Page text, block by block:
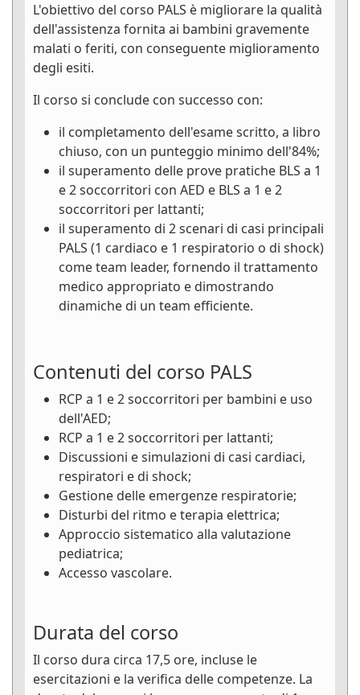
L'obiettivo del corso PALS è migliorare la qualità
dell'assistenza fornita ai bambini gravemente
malati o feriti, con conseguente miglioramento
degli esiti.
Il corso si conclude con successo con:
il completamento dell'esame scritto, a libro
chiuso, con un punteggio minimo dell'84%;
il superamento delle prove pratiche BLS a 1
e 2 soccorritori con AED e BLS a 1 e 2
soccorritori per lattanti;
il superamento di 2 scenari di casi principali
PALS (1 cardiaco e 1 respiratorio o di shock)
come team leader, fornendo il trattamento
medico appropriato e dimostrando
dinamiche di un team efficiente.
Contenuti del corso PALS
RCP a 1 e 2 soccorritori per bambini e uso
dell'AED;
RCP a 1 e 2 soccorritori per lattanti;
Discussioni e simulazioni di casi cardiaci,
respiratori e di shock;
Gestione delle emergenze respiratorie;
Disturbi del ritmo e terapia elettrica;
Approccio sistematico alla valutazione
pediatrica;
Accesso vascolare.
Durata del corso
Il corso dura circa 17,5 ore, incluse le
esercitazioni e la verifica delle competenze. La